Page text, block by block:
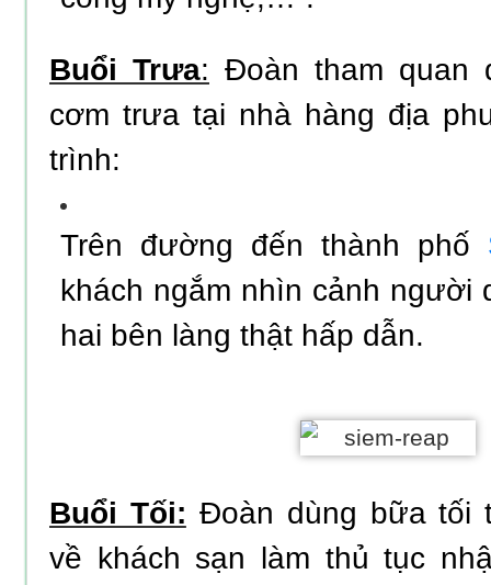
Buổi Trưa: Đoàn tham quan
cơm trưa tại nhà hàng địa
trình:
Trên đường đến thành phố
khách ngắm nhìn cảnh người
hai bên làng thật hấp dẫn.
Buổi Tối: Đoàn dùng bữa tối
về khách sạn làm thủ tục